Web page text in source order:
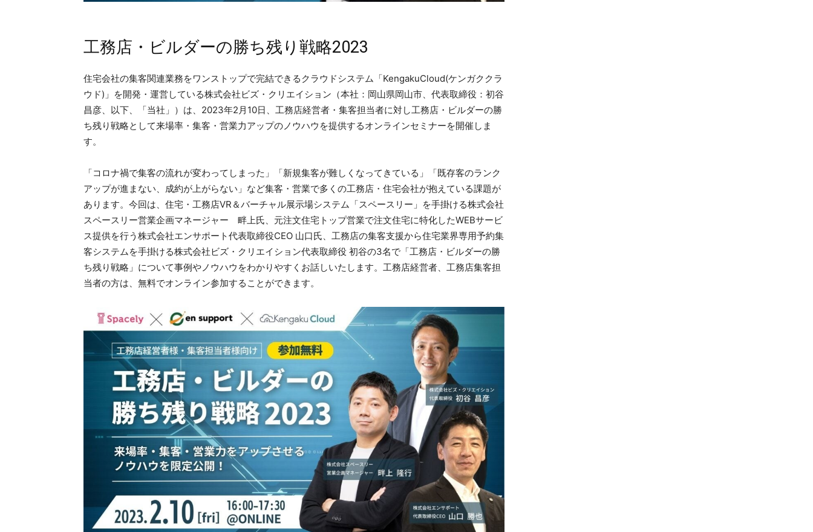
工務店・ビルダーの勝ち残り戦略2023
住宅会社の集客関連業務をワンストップで完結できるクラウドシステム「KengakuCloud(ケンガククラ
ウド)」を開発・運営している株式会社ビズ・クリエイション（本社：岡山県岡山市、代表取締役：初谷
昌彦、以下、「当社」）は、2023年2月10日、工務店経営者・集客担当者に対し工務店・ビルダーの勝
ち残り戦略として来場率・集客・営業力アップのノウハウを提供するオンラインセミナーを開催しま
す。
「コロナ禍で集客の流れが変わってしまった」「新規集客が難しくなってきている」「既存客のランク
アップが進まない、成約が上がらない」など集客・営業で多くの工務店・住宅会社が抱えている課題が
あります。今回は、住宅・工務店VR＆バーチャル展示場システム「スペースリー」を手掛ける株式会社
スペースリー営業企画マネージャー 畔上氏、元注文住宅トップ営業で注文住宅に特化したWEBサービ
ス提供を行う株式会社エンサポート代表取締役CEO 山口氏、工務店の集客支援から住宅業界専用予約集
客システムを手掛ける株式会社ビズ・クリエイション代表取締役 初谷の3名で「工務店・ビルダーの勝
ち残り戦略」について事例やノウハウをわかりやすくお話しいたします。工務店経営者、工務店集客担
当者の方は、無料でオンライン参加することができます。